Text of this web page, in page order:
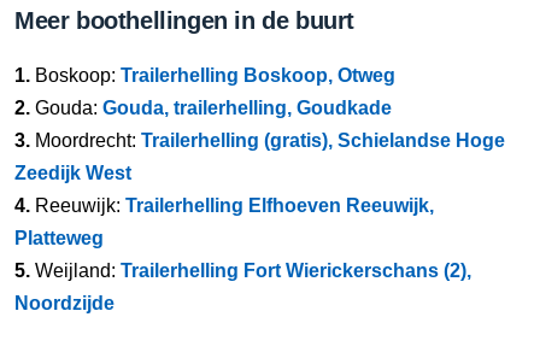
Meer boothellingen in de buurt
1. Boskoop: Trailerhelling Boskoop, Otweg
2. Gouda: Gouda, trailerhelling, Goudkade
3. Moordrecht: Trailerhelling (gratis), Schielandse Hoge
Zeedijk West
4. Reeuwijk: Trailerhelling Elfhoeven Reeuwijk,
Platteweg
5. Weijland: Trailerhelling Fort Wierickerschans (2),
Noordzijde